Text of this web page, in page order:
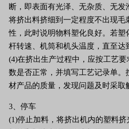
断，即表面有光泽、无杂质、无
将挤出料挤细到一定程度不出现毛
性，此时说明物料塑化良好。若塑
杆转速、机筒和机头温度，直至达
(4)在挤出生产过程中，应按工艺
数是否正常，并填写工艺记录单。
材产品的质量，发现问题及时采取
3、停车
(1)停止加料，将挤出机内的塑料